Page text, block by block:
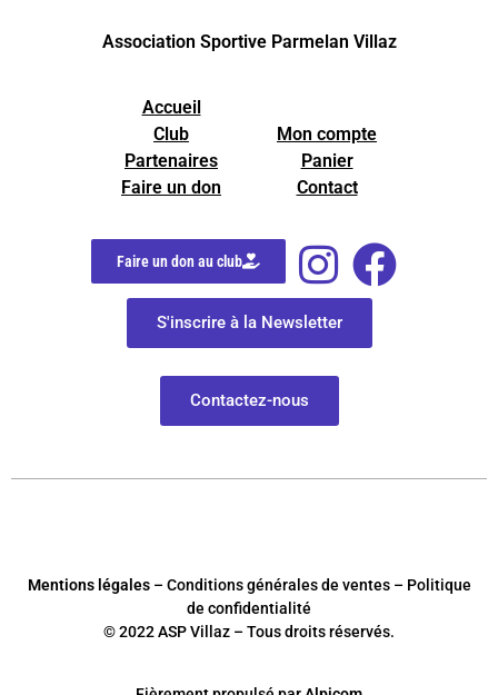
Association Sportive Parmelan Villaz
Accueil
Club
Partenaires
Faire un don
Mon compte
Panier
Contact
Faire un don au club
S'inscrire à la Newsletter
Contactez-nous
Mentions légales– Conditions générales de ventes – Politique
de confidentialité
© 2022 ASP Villaz – Tous droits réservés.